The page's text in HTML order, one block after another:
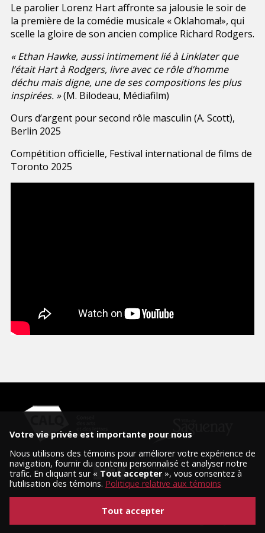
Le parolier Lorenz Hart affronte sa jalousie le soir de
la première de la comédie musicale « Oklahoma!», qui
scelle la gloire de son ancien complice Richard Rodgers.
« Ethan Hawke, aussi intimement lié à Linklater que
l’était Hart à Rodgers, livre avec ce rôle d’homme
déchu mais digne, une de ses compositions les plus
inspirées. »(M. Bilodeau, Médiafilm)
Ours d’argent pour second rôle masculin (A. Scott),
Berlin 2025
Compétition officielle, Festival international de films de
Toronto 2025
Votre vie privée est importante pour nous
Nous utilisons des témoins pour améliorer votre expérience de
navigation, fournir du contenu personnalisé et analyser notre
trafic. En cliquant sur « Tout accepter», vous consentez à
l’utilisation des témoins. Politique relative aux témoins
Tout accepter